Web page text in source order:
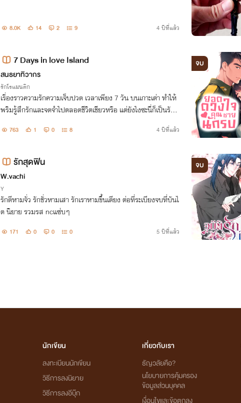
8.0K 14 2 9 4 ปีที่แล้ว
7 Days in love Island
สนธยาทิวากร
รักโรแมนติก
เรื่องราวความรักความเจ็บปวด เวลาเพียง 7 วัน บนเกาะเต่า ทำให้
พริมรู้สึกรักและจดจำไปตลอดชีวิตเชียวหรือ แต่ยังไงซะนี่ก็เป็นรักแ
แรก763 1 0 8 4 ปีที่แล้ว
จบ
รักสุดฟิน
W.vachi
Y
รักดีหามจั่ว รักชั่วหามเสา รักเราหามขึ้นเตียง ต่อที่ระเบียงจบที่บันไ
ด นิยาย รวมรส ncแซ่บๆ
171 0 0 0 5 ปีที่แล้ว
จบ
นักเขียน
ลงทะเบียนนักเขียน
วิธีการลงนิยาย
วิธีการลงอีบุ๊ก
เกี่ยวกับเรา
ธัญวลัยคือ?
นโยบายการคุ้มครอง
ข้อมูลส่วนบุคคล